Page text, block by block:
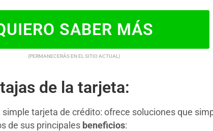
SABER MÁS
(PERMANECERÁS EN EL SITIO ACTUAL)
de la tarjeta:
tarjeta de crédito: ofrece soluciones que
de sus principales beneficios: